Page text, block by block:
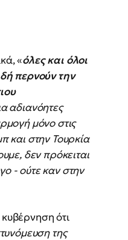
«όλες και όλοι
περνούν την
αδιανόητες
μόνο στις
και στην Τουρκία
δεν πρόκειται
- ούτε καν στην
ότι
της